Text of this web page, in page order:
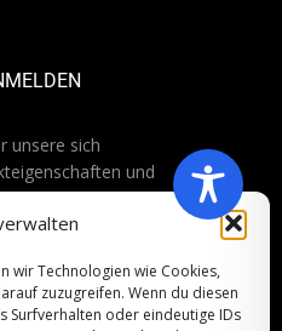
wir Technologien wie Cookies,
zuzugreifen. Wenn du diesen
Surfverhalten oder eindeutige IDs
unsere sich
und
Adresse ein und